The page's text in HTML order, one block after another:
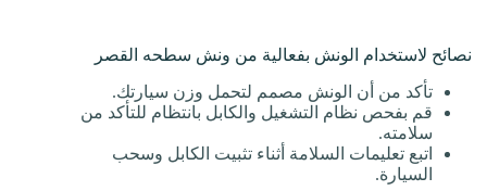
نصائح لاستخدام الونش بفعالية من ونش سطحه القصر
تأكد من أن الونش مصمم لتحمل وزن سيارتك.
قم بفحص نظام التشغيل والكابل بانتظام للتأكد من
سلامته.
اتبع تعليمات السلامة أثناء تثبيت الكابل وسحب
السيارة.